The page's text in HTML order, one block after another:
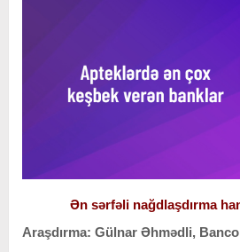
Ən sərfəli nağdlaşdırma
Araşdırma: Gülnar Əhmədli,